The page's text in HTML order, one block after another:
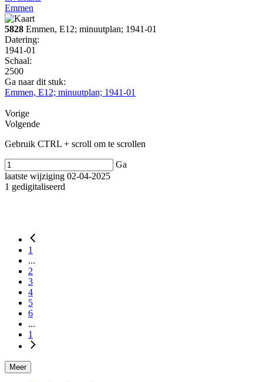
Emmen
5828 Emmen, E12; minuutplan; 1941-01
Datering:
1941-01
Schaal:
2500
Ga naar dit stuk:
Emmen, E12; minuutplan; 1941-01
Vorige
Volgende
Gebruik CTRL + scroll om te scrollen
Ga
laatste wijziging 02-04-2025
1 gedigitaliseerd
1
...
2
3
4
5
6
...
1
Meer